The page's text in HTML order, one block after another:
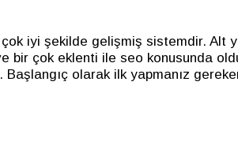
iyi şekilde gelişmiş sistemdir. Alt
bir çok eklenti ile seo konusunda
olarak ilk yapmanız